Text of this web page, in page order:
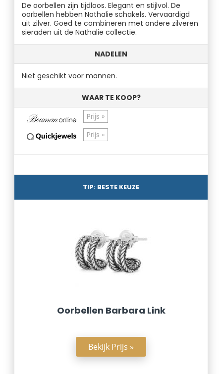
De oorbellen zijn tijdloos. Elegant en stijlvol. De
oorbellen hebben Nathalie schakels. Vervaardigd
uit zilver. Goed te combineren met andere zilveren
sieraden uit de Nathalie collectie.
NADELEN
Niet geschikt voor mannen.
WAAR TE KOOP?
Prijs »
Prijs »
TIP: BESTE KEUZE
Oorbellen Barbara Link
Bekijk Prijs »